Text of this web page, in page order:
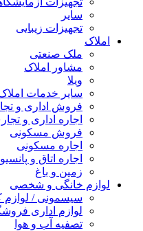
سایر
تجهیزات زیبایی
املاک
ملک صنعتی
مشاور املاک
ویلا
سایر خدمات املاک
فروش اداری و تجاری
اجاره اداری و تجاری
فروش مسکونی
اجاره مسکونی
اجاره اتاق و پانسیون
زمین و باغ
لوازم خانگی و شخصی
سیسمونی / لوازم کودک
لوازم اداری فروشگاهی
تصفیه آب و هوا